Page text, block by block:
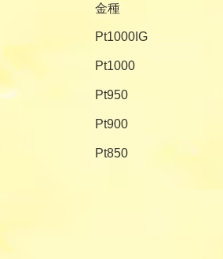
金種
Pt1000IG
Pt1000
Pt950
Pt900
Pt850